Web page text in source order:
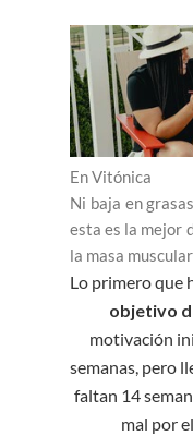
En Vitónica
Ni baja en
esta es la mejor
la masa muscular
Lo primero que
objetivo
motivación
semanas, pero
faltan 14
mal por